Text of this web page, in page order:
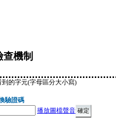
機制
的字元(字母區分大小寫)
驗證碼
播放圖檔聲音